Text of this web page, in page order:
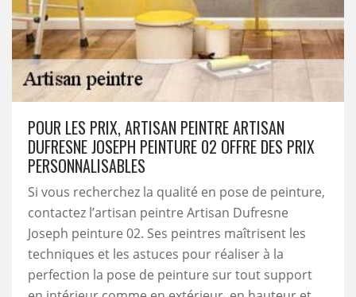
POUR LES PRIX, ARTISAN PEINTRE ARTISAN
DUFRESNE JOSEPH PEINTURE 02 OFFRE DES PRIX
PERSONNALISABLES
Si vous recherchez la qualité en pose de peinture,
contactez l’artisan peintre Artisan Dufresne
Joseph peinture 02. Ses peintres maîtrisent les
techniques et les astuces pour réaliser à la
perfection la pose de peinture sur tout support